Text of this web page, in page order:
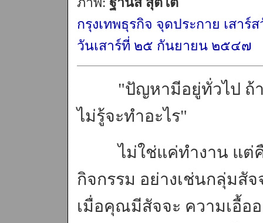
กรุงเทพธุรกิจ จุดประกาย เสา
วันเสาร์ที่ ๒๕ กันยายน ๒๕๔๗
"ปัญหามีอยู่ทั่วไป ถ้า
ไม่รู้จะทำอะไร"
ไม่ใช่แค่ทำงาน แต่คือ
กิจกรรม อย่างเช่นกลุ่มสั
เมื่อคุณมีสัจจะ ความเอื้อ